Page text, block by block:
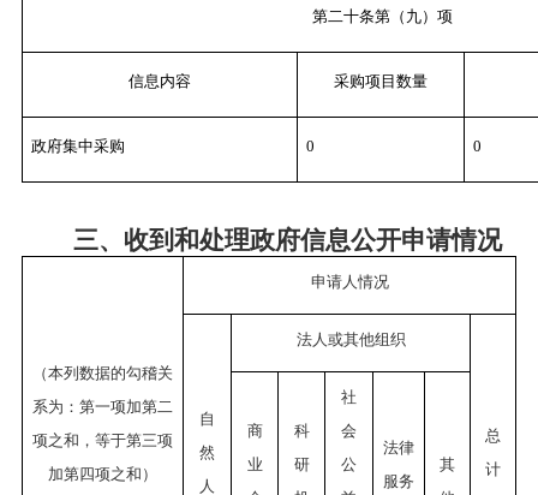
第二十条第（九）项
信息内容 采购项目数量
政府集中采购 0 0
三、收到和处理政府信息公开申请情况
（本列数据的勾稽关
系为：第一项加第二
项之和，等于第三项
加第四项之和）
申请人情况
自
然
人
法人或其他组织
总
计
商
业
科
研
社
会
公
法律
服务
其